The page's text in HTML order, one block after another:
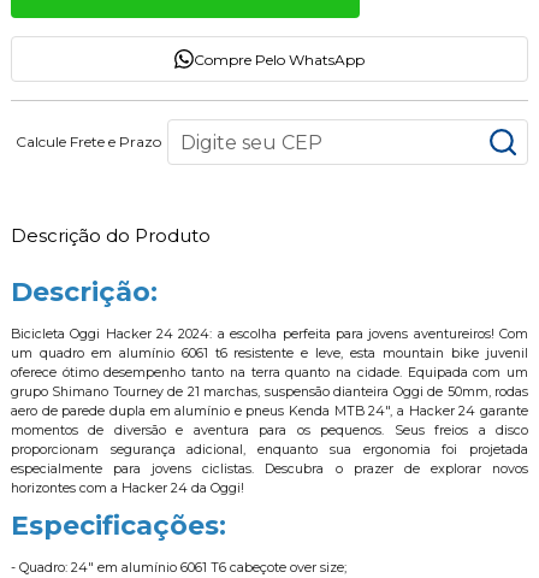
Compre Pelo WhatsApp
Calcule Frete e Prazo
Descrição do Produto
Descrição:
Bicicleta Oggi Hacker 24 2024: a escolha perfeita para jovens aventureiros! Com
um quadro em alumínio 6061 t6 resistente e leve, esta mountain bike juvenil
oferece ótimo desempenho tanto na terra quanto na cidade. Equipada com um
grupo Shimano Tourney de 21 marchas, suspensão dianteira Oggi de 50mm, rodas
aero de parede dupla em alumínio e pneus Kenda MTB 24", a Hacker 24 garante
momentos de diversão e aventura para os pequenos. Seus freios a disco
proporcionam segurança adicional, enquanto sua ergonomia foi projetada
especialmente para jovens ciclistas. Descubra o prazer de explorar novos
horizontes com a Hacker 24 da Oggi!
Especificações:
- Quadro: 24" em alumínio 6061 T6 cabeçote over size;